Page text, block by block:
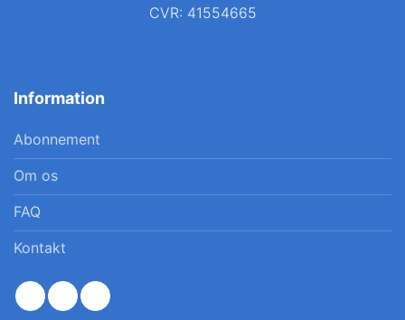
CVR: 41554665
Information
Abonnement
Om os
FAQ
Kontakt